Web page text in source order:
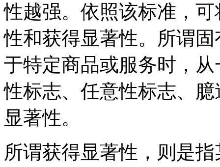
性越强。依照该标准，
性和获得显著性。所谓
于特定商品或服务时，
性标志、任意性标志、
显著性。
所谓获得显著性，则是